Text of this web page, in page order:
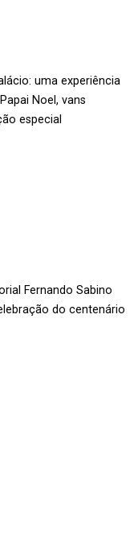
uma experiência
Noel, vans
especial
Fernando Sabino
do centenário